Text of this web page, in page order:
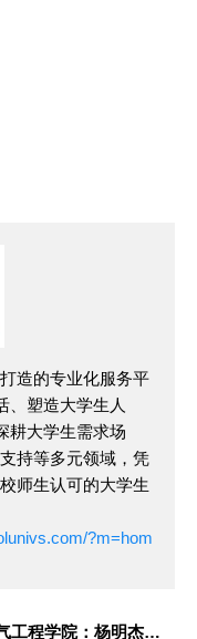
造的专业化服务平
、塑造大学生人
耕大学生需求场
持等多元领域，凭
师生认可的大学生
?m=hom
云南机电职业技术学院电气工程学院：杨明杰团队打造校园电气创新